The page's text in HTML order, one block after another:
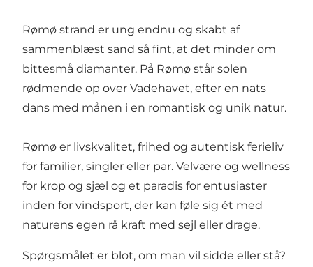
Rømø strand er ung endnu og skabt af
sammenblæst sand så fint, at det minder om
bittesmå diamanter. På Rømø står solen
rødmende op over Vadehavet, efter en nats
dans med månen i en romantisk og unik natur.
Rømø er livskvalitet, frihed og autentisk ferieliv
for familier, singler eller par. Velvære og wellness
for krop og sjæl og et paradis for entusiaster
inden for vindsport, der kan føle sig ét med
naturens egen rå kraft med sejl eller drage.
Spørgsmålet er blot, om man vil sidde eller stå?